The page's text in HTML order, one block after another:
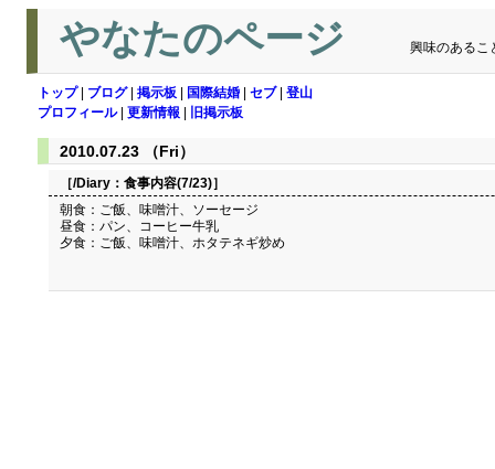
やなたのページ 興味のあるこ
トップ| ブログ| 掲示板 国際結婚 セブ| 登山
プロフィール| 更新情報 旧掲示板
2010.07.23 （Fri）
［/Diary： 食事内容(7/23)］
朝食：ご飯、味噌汁、ソーセージ
昼食：パン、コーヒー牛乳
夕食：ご飯、味噌汁、ホタテネギ炒め